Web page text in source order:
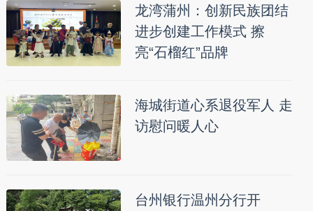
龙湾蒲州：创新民族团结
进步创建工作模式 擦
亮“石榴红”品牌
海城街道心系退役军人 走
访慰问暖人心
台州银行温州分行开